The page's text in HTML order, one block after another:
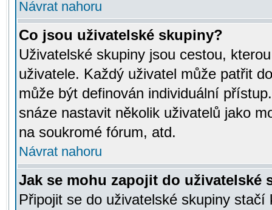
Návrat nahoru
Co jsou uživatelské skupiny?
Uživatelské skupiny jsou cestou,
uživatele. Každý uživatel může patřit
může být definován individuální
snáze nastavit několik uživatelů jako
na soukromé fórum, atd.
Návrat nahoru
Jak se mohu zapojit do uživatelské
Připojit se do uživatelské skupiny